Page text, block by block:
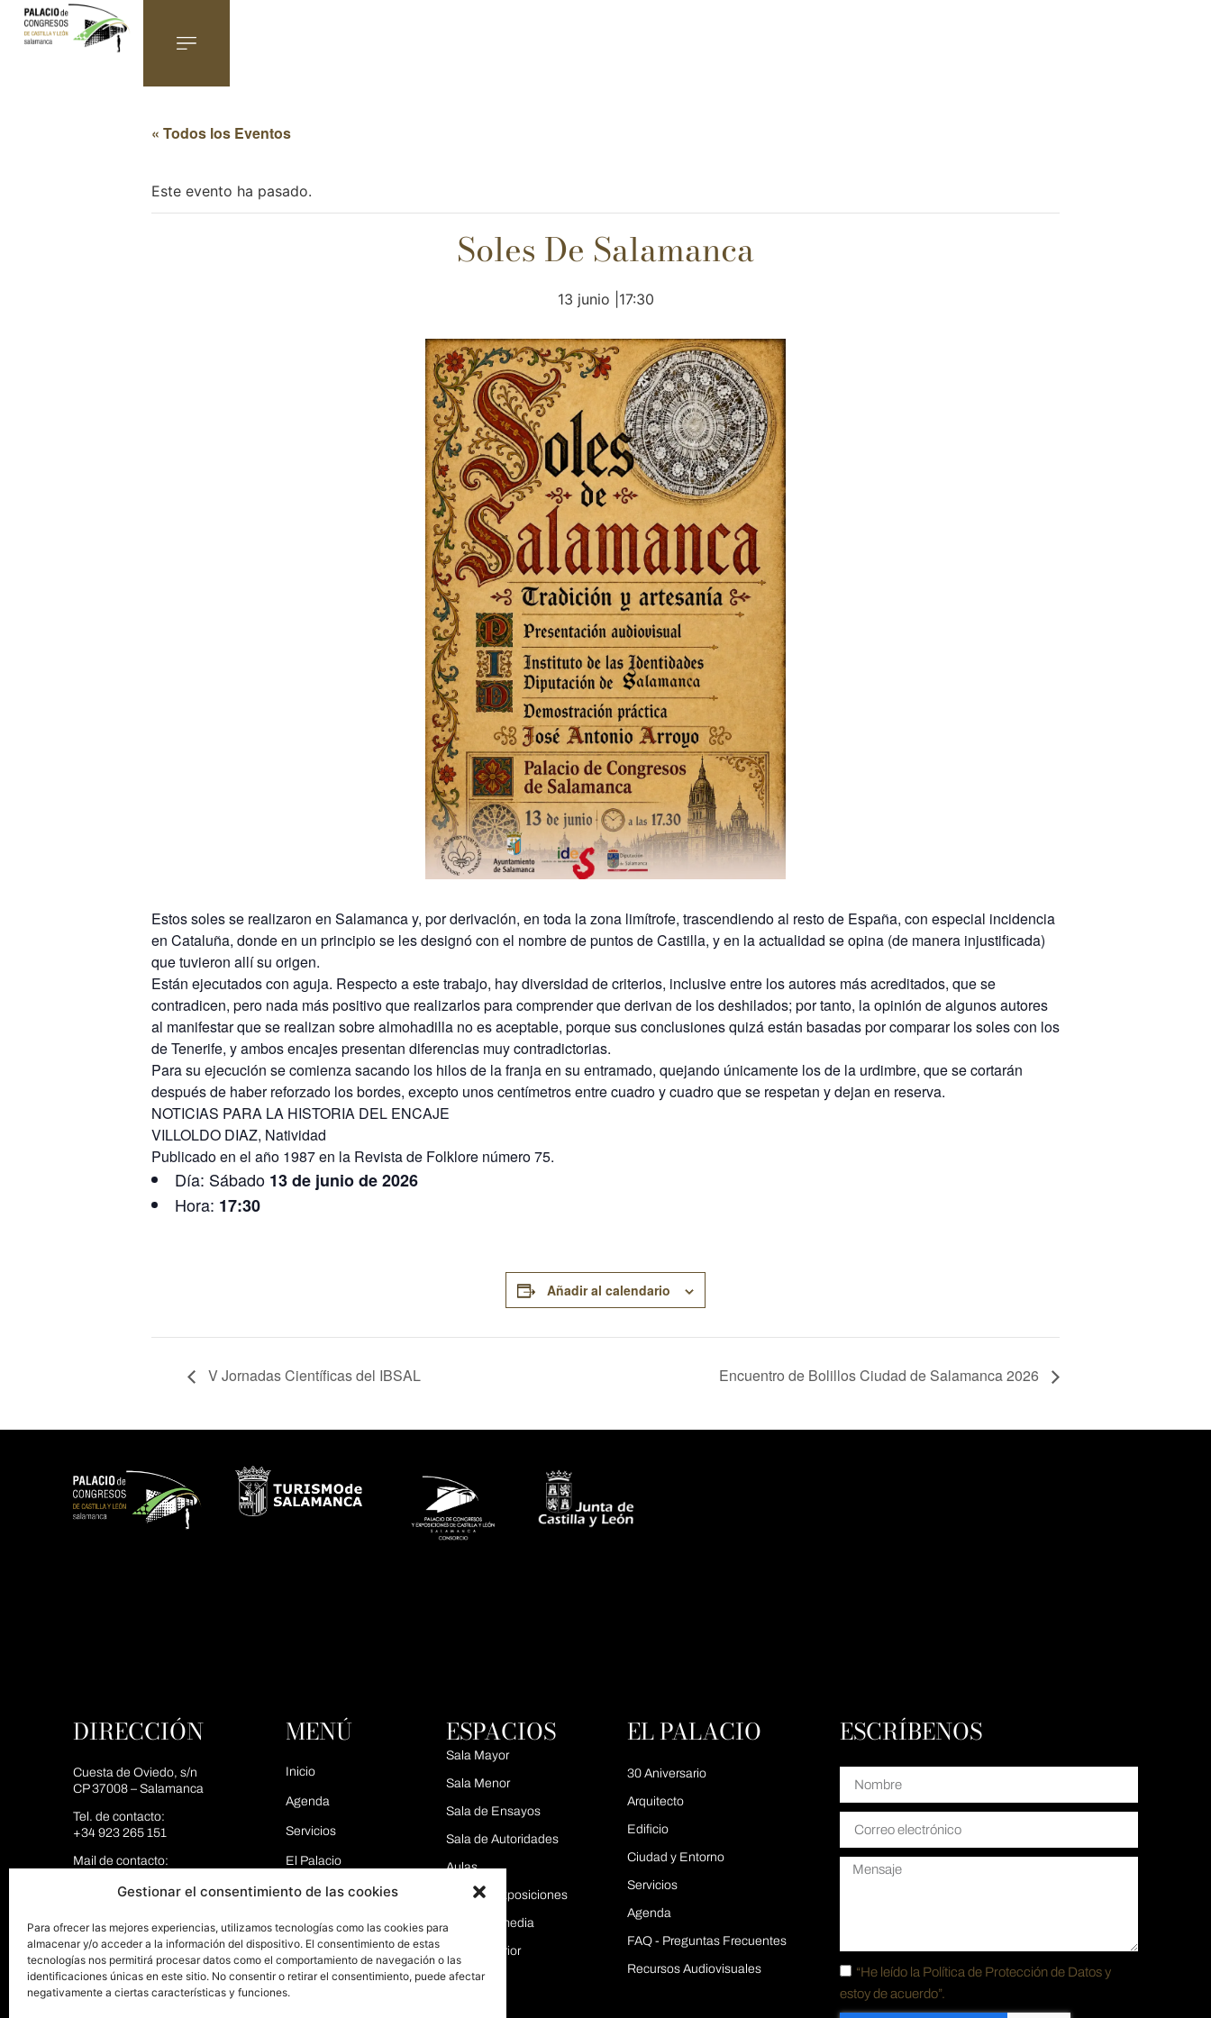
Gestionar el consentimiento de las cookies
Para ofrecer las mejores experiencias, utilizamos tecnologías como las cookies para
almacenar y/o acceder a la información del dispositivo. El consentimiento de estas
tecnologías nos permitirá procesar datos como el comportamiento de navegación o las
identificaciones únicas en este sitio. No consentir o retirar el consentimiento, puede afectar
negativamente a ciertas características y funciones.
« Todos los Eventos
Este evento ha pasado.
Soles De Salamanca
13 junio |17:30
Estos soles se realizaron en Salamanca y, por derivación, en toda la zona limítrofe, trascendiendo al resto de España, con especial incidencia
en Cataluña, donde en un principio se les designó con el nombre de puntos de Castilla, y en la actualidad se opina (de manera injustificada)
que tuvieron allí su origen.
Están ejecutados con aguja. Respecto a este trabajo, hay diversidad de criterios, inclusive entre los autores más acreditados, que se
contradicen, pero nada más positivo que realizarlos para comprender que derivan de los deshilados; por tanto, la opinión de algunos autores
al manifestar que se realizan sobre almohadilla no es aceptable, porque sus conclusiones quizá están basadas por comparar los soles con los
de Tenerife, y ambos encajes presentan diferencias muy contradictorias.
Para su ejecución se comienza sacando los hilos de la franja en su entramado, quejando únicamente los de la urdimbre, que se cortarán
después de haber reforzado los bordes, excepto unos centímetros entre cuadro y cuadro que se respetan y dejan en reserva.
NOTICIAS PARA LA HISTORIA DEL ENCAJE
VILLOLDO DIAZ, Natividad
Publicado en el año 1987 en la Revista de Folklore número 75.
Día: Sábado 13 de junio de 2026
Hora: 17:30
Añadir al calendario
V Jornadas Científicas del IBSAL Encuentro de Bolillos Ciudad de Salamanca 2026
DIRECCIÓN
Cuesta de Oviedo, s/n
CP 37008 – Salamanca
Tel. de contacto:
+34 923 265 151
Mail de contacto:
MENÚ
Inicio
Agenda
Servicios
El Palacio
Espacios
Blog
Contacto
ESPACIOS
Sala Mayor
Sala Menor
Sala de Ensayos
Sala de Autoridades
Aulas
Área de Exposiciones
Sala Intermedia
Sala Superior
EL PALACIO
30 Aniversario
Arquitecto
Edificio
Ciudad y Entorno
Servicios
Agenda
FAQ - Preguntas Frecuentes
Recursos Audiovisuales
ESCRÍBENOS
“He leído la Política de Protección de Datos y
estoy de acuerdo”.